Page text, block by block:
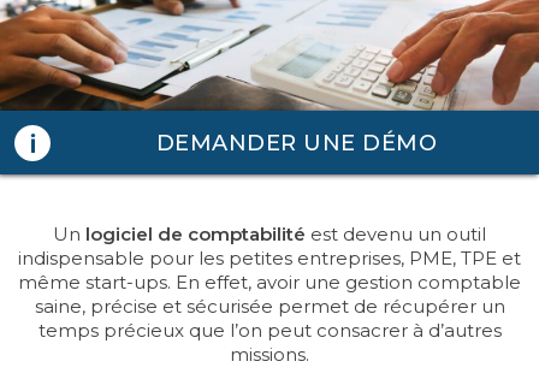
SERVICE
CONSULTING
DEMANDER UNE DÉMO
Un logiciel de comptabilité est devenu un outil
indispensable pour les petites entreprises, PME, TPE et
même start-ups. En effet, avoir une gestion comptable
saine, précise et sécurisée permet de récupérer un
temps précieux que l’on peut consacrer à d’autres
missions.